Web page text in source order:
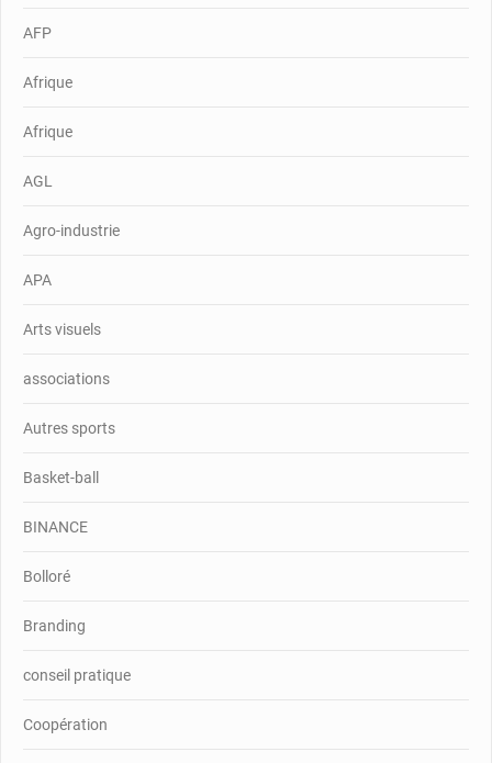
AFP
Afrique
Afrique
AGL
Agro-industrie
APA
Arts visuels
associations
Autres sports
Basket-ball
BINANCE
Bolloré
Branding
conseil pratique
Coopération